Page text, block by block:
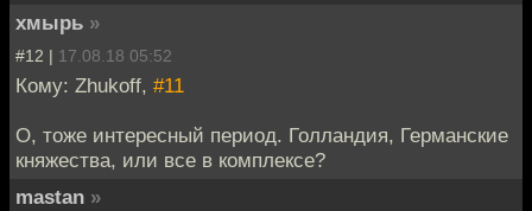
хмырь »
#12 | 17.08.18 05:52
Кому: Zhukoff, #11
О, тоже интересный период. Голландия, Германские
княжества, или все в комплексе?
mastan »